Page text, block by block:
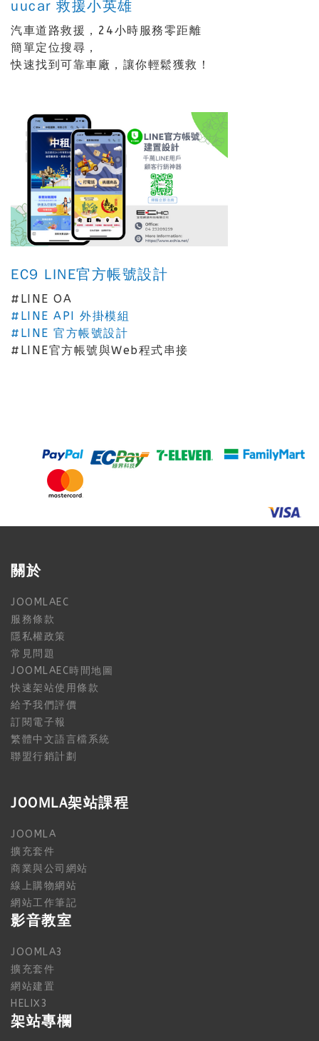
uucar 救援小英雄
汽車道路救援，24小時服務零距離
簡單定位搜尋，
快速找到可靠車廠，讓你輕鬆獲救！
EC9 LINE官方帳號設計
#LINE OA
#LINE API 外掛模組
#LINE 官方帳號設計
#LINE官方帳號與Web程式串接
關於
JOOMLAEC
服務條款
隱私權政策
常見問題
JOOMLAEC時間地圖
快速架站使用條款
給予我們評價
訂閱電子報
繁體中文語言檔系統
聯盟行銷計劃
JOOMLA架站課程
JOOMLA
擴充套件
商業與公司網站
線上購物網站
網站工作筆記
影音教室
JOOMLA3
擴充套件
網站建置
HELIX3
架站專欄